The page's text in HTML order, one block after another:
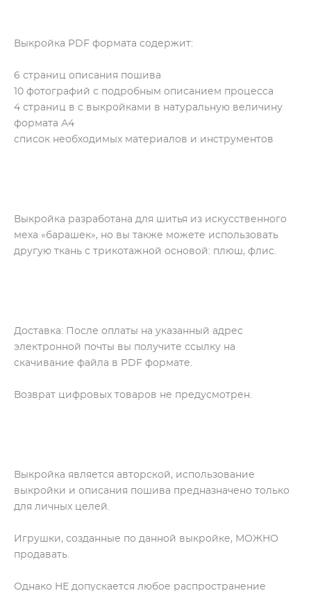
Выкройка PDF формата содержит:
6 страниц описания пошива
10 фотографий с подробным описанием процесса
4 страниц в с выкройками в натуральную величину
формата А4
список необходимых материалов и инструментов
Выкройка разработана для шитья из искусственного
меха «барашек», но вы также можете использовать
другую ткань с трикотажной основой: плюш, флис.
Доставка: После оплаты на указанный адрес
электронной почты вы получите ссылку на
скачивание файла в PDF формате.
Возврат цифровых товаров не предусмотрен.
Выкройка является авторской, использование
выкройки и описания пошива предназначено только
для личных целей.
Игрушки, созданные по данной выкройке, МОЖНО
продавать.
Однако НЕ допускается любое распространение